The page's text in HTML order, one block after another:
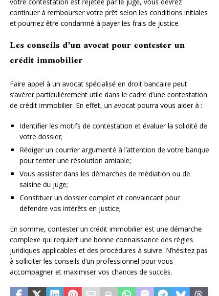
continuer à rembourser votre prêt selon les conditions initiales
et pourriez être condamné à payer les frais de justice.
Les conseils d’un avocat pour contester un
crédit immobilier
Faire appel à un avocat spécialisé en droit bancaire peut
s’avérer particulièrement utile dans le cadre d’une contestation
de crédit immobilier. En effet, un avocat pourra vous aider à :
Identifier les motifs de contestation et évaluer la solidité de
votre dossier;
Rédiger un courrier argumenté à l’attention de votre banque
pour tenter une résolution amiable;
Vous assister dans les démarches de médiation ou de
saisine du juge;
Constituer un dossier complet et convaincant pour
défendre vos intérêts en justice;
En somme, contester un crédit immobilier est une démarche
complexe qui requiert une bonne connaissance des règles
juridiques applicables et des procédures à suivre. N’hésitez pas
à solliciter les conseils d’un professionnel pour vous
accompagner et maximiser vos chances de succès.